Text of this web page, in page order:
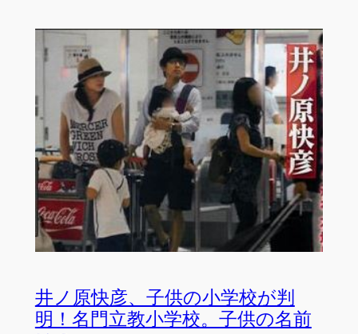
井ノ原快彦、子供の小学校が判
明！名門立教小学校。子供の名前